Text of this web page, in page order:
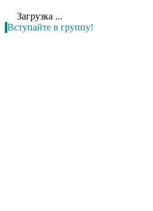
Загрузка ...
Вступайте в группу!